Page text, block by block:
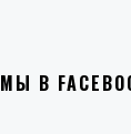
МЫ В